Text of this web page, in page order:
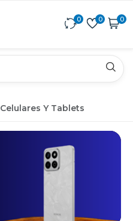
0 0 0
Celulares Y Tablets